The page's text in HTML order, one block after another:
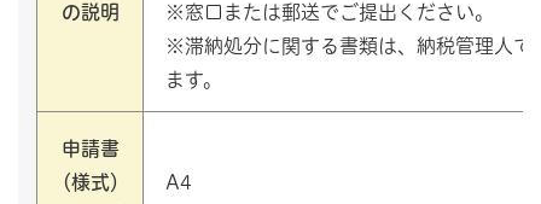
の説明
※窓口または郵送でご提出ください。
※滞納処分に関する書類は、納税管理人で
ます。
申請書
（様式）
A4